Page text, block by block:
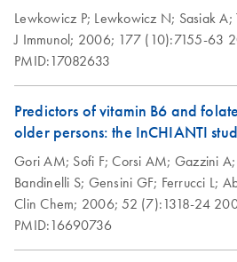
Lewkowicz P; Lewkowicz N; Sasiak A;
J Immunol; 2006; 177 (10):7155-63
PMID:17082633
Predictors of vitamin B6 and
older persons: the InCHIANTI
Gori AM; Sofi F;Corsi AM; Gazzini A;
Bandinelli S; Gensini GF; Ferrucci L;
Clin Chem; 2006;52 (7):1318-24
PMID:16690736